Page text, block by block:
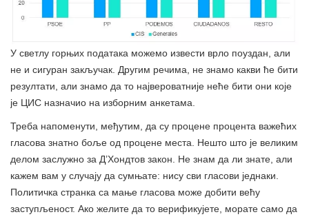
У светлу горњих података можемо извести врло поуздан, али
не и сигуран закључак. Другим речима, не знамо какви ће бити
резултати, али знамо да то највероватније неће бити они које
је ЦИС назначио на изборним анкетама.
Треба напоменути, међутим, да су процене процента важећих
гласова знатно боље од процене места. Нешто што је великим
делом заслужно за Д’Хондтов закон. Не знам да ли знате, али
кажем вам у случају да сумњате: нису сви гласови једнаки.
Политичка странка са мање гласова може добити већу
заступљеност. Ако желите да то верификујете, морате само да